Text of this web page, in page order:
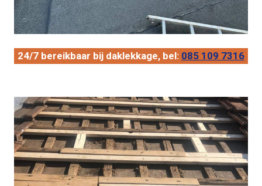
24/7 bereikbaar bij daklekkage, bel: 085 109 7316